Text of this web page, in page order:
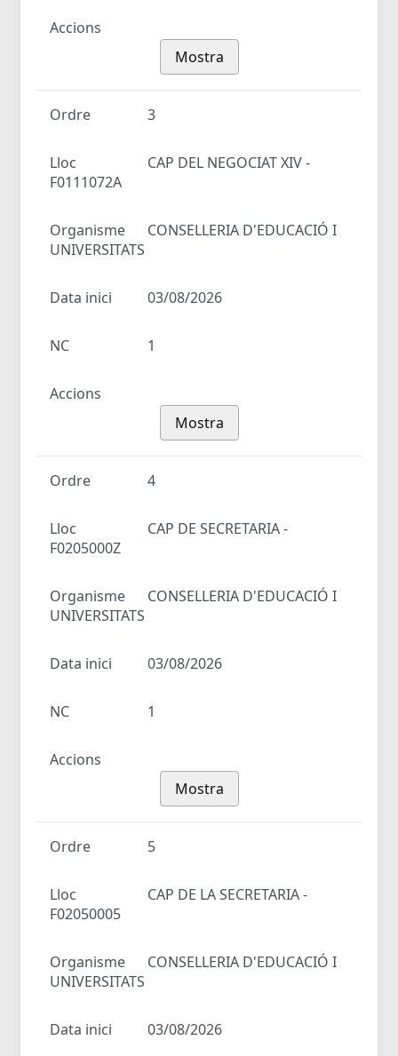
Accions
Mostra
Ordre 3
Lloc
CAP DEL NEGOCIAT XIV -
F0111072A
Organisme
CONSELLERIA D'EDUCACIÓ I
UNIVERSITATS
Data inici 03/08/2026
NC 1
Accions
Mostra
Ordre 4
Lloc
CAP DE SECRETARIA -
F0205000Z
Organisme
CONSELLERIA D'EDUCACIÓ I
UNIVERSITATS
Data inici 03/08/2026
NC 1
Accions
Mostra
Ordre 5
Lloc
CAP DE LA SECRETARIA -
F02050005
Organisme
CONSELLERIA D'EDUCACIÓ I
UNIVERSITATS
Data inici 03/08/2026